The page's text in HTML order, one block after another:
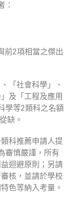
：
前2項相當之傑出
「社會科學」、
及「工程及應用
學等2類科之名額
缺。
科推薦申請人提
審慎嚴謹，所有
迴避原則；另請
核，並請於學校
色等納入考量。